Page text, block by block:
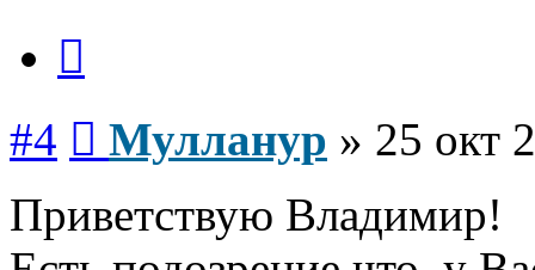
#4 Мулланур » 25 окт
Приветствую Владимир!